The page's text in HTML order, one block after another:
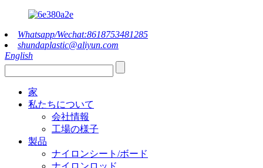
Whatsapp/Wechat:8618753481285
shundaplastic@aliyun.com
English
家
私たちについて
会社情報
工場の様子
製品
ナイロンシート/ボード
ナイロンロッド